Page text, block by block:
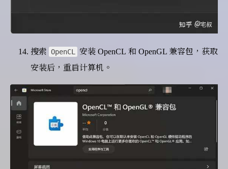
搜索 OpenCL 安装 OpenCL 和 OpenGL 兼容包，获取
安装后，重启计算机。